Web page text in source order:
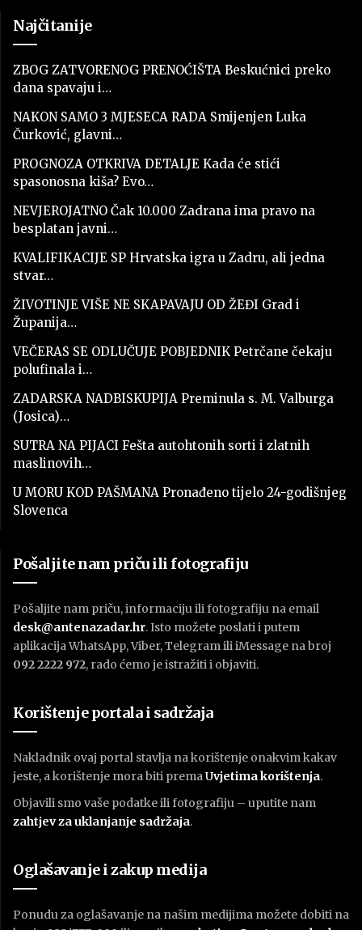
Najčitanije
ZBOG ZATVORENOG PRENOĆIŠTA Beskućnici preko
dana spavaju i…
NAKON SAMO 3 MJESECA RADA Smijenjen Luka
Čurković, glavni…
PROGNOZA OTKRIVA DETALJE Kada će stići
spasonosna kiša? Evo…
NEVJEROJATNO Čak 10.000 Zadrana ima pravo na
besplatan javni…
KVALIFIKACIJE SP Hrvatska igra u Zadru, ali jedna
stvar…
ŽIVOTINJE VIŠE NE SKAPAVAJU OD ŽEĐI Grad i
Županija…
VEČERAS SE ODLUČUJE POBJEDNIK Petrčane čekaju
polufinala i…
ZADARSKA NADBISKUPIJA Preminula s. M. Valburga
(Josica)…
SUTRA NA PIJACI Fešta autohtonih sorti i zlatnih
maslinovih…
U MORU KOD PAŠMANA Pronađeno tijelo 24-godišnjeg
Slovenca
Pošaljite nam priču ili fotografiju
Pošaljite nam priču, informaciju ili fotografiju na email
desk@antenazadar.hr. Isto možete poslati i putem
aplikacija WhatsApp, Viber, Telegram ili iMessage na broj
092 2222 972, rado ćemo je istražiti i objaviti.
Korištenje portala i sadržaja
Nakladnik ovaj portal stavlja na korištenje onakvim kakav
jeste, a korištenje mora biti premaUvjetima korištenja.
Objavili smo vaše podatke ili fotografiju – uputite nam
zahtjev za uklanjanje sadržaja.
Oglašavanje i zakup medija
Ponudu za oglašavanje na našim medijima možete dobiti na